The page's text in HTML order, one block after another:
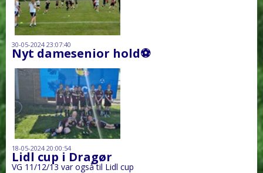
30-05-2024 23:07:40
Nyt damesenior hold⚽️
18-05-2024 20:00:54
Lidl cup i Dragør
VG 11/12/13 var også til Lidl cup